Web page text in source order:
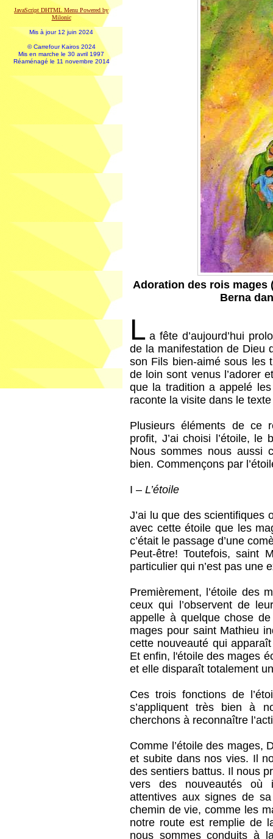
JavaScript DHTML Menu Powered by
Milonic
Mis à jour 12 juin 2024
© Carrefour Kairos 2024
Mis en marche le 30 avril 1997
Réaménagé le 11 novembre 2014
Adoration des rois mages
Berna
L a fête d’aujourd’hui
de la manifestation de Dieu
son Fils bien-aimé sous les
de loin sont venus l’adorer
que la tradition a appelé
raconte la visite dans le
Plusieurs éléments de ce
profit, J’ai choisi l’étoile,
Nous sommes nous aussi
bien. Commençons par
I –L’étoile
J’ai lu que des scientifiques
avec cette étoile que les
c’était le passage d’une
Peut-être! Toutefois, saint
particulier qui n’est pas une
Premièrement, l’étoile des
ceux qui l’observent de
appelle à quelque chose
mages pour saint Mathieu
cette nouveauté qui
Et enfin, l'étoile des mages
et elle disparaît totalement
Ces trois fonctions de
s’appliquent très bien à
cherchons à reconnaître
Comme l’étoile des mages,
et subite dans nos vies. Il
des sentiers battus. Il nous
vers des nouveautés où
attentives aux signes de
chemin de vie, comme les
notre route est remplie de
nous sommes conduits à